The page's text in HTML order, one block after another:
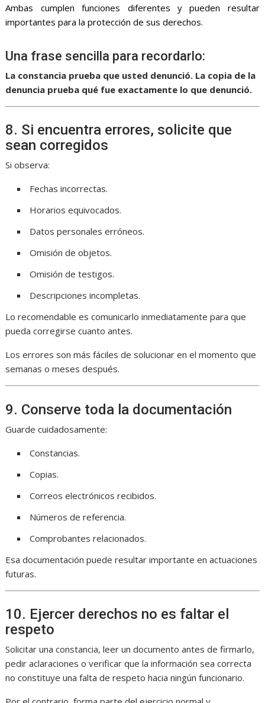
Ambas cumplen funciones diferentes y pueden resultar
importantes para la protección de sus derechos.
Una frase sencilla para recordarlo:
La constancia prueba que usted denunció. La copia de la
denuncia prueba qué fue exactamente lo que denunció.
8. Si encuentra errores, solicite que
sean corregidos
Si observa:
Fechas incorrectas.
Horarios equivocados.
Datos personales erróneos.
Omisión de objetos.
Omisión de testigos.
Descripciones incompletas.
Lo recomendable es comunicarlo inmediatamente para que
pueda corregirse cuanto antes.
Los errores son más fáciles de solucionar en el momento que
semanas o meses después.
9. Conserve toda la documentación
Guarde cuidadosamente:
Constancias.
Copias.
Correos electrónicos recibidos.
Números de referencia.
Comprobantes relacionados.
Esa documentación puede resultar importante en actuaciones
futuras.
10. Ejercer derechos no es faltar el
respeto
Solicitar una constancia, leer un documento antes de firmarlo,
pedir aclaraciones o verificar que la información sea correcta
no constituye una falta de respeto hacia ningún funcionario.